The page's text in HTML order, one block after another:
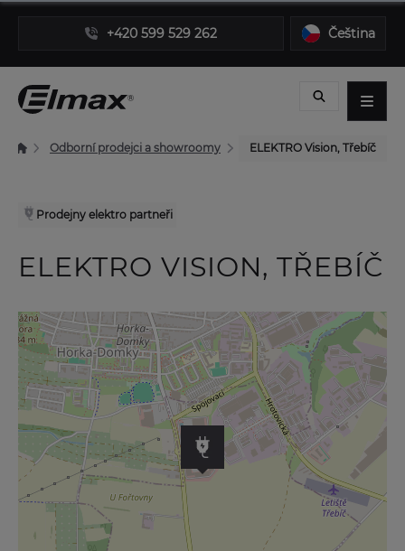
+420 599 529 262 Čeština
Odborní prodejci a showroomy ELEKTRO Vision, Třebíč
Prodejny elektro partneři
ELEKTRO VISION, TŘEBÍČ